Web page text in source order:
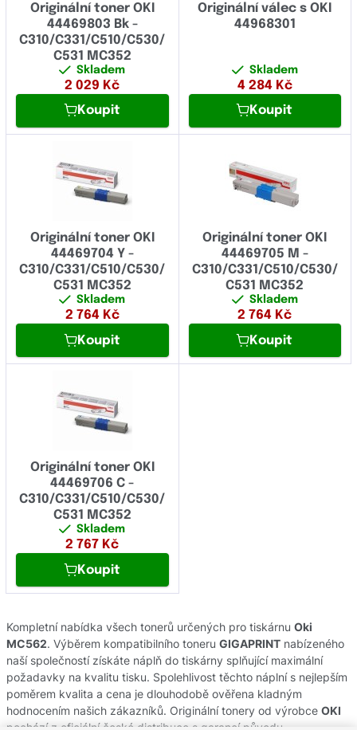
Originální toner OKI
44469803 Bk -
C310/C331/C510/C530/
C531 MC352
Skladem
2 029 Kč
Koupit
Originální válec s OKI
44968301
Skladem
4 284 Kč
Koupit
Originální toner OKI
44469704 Y -
C310/C331/C510/C530/
C531 MC352
Skladem
2 764 Kč
Koupit
Originální toner OKI
44469705 M -
C310/C331/C510/C530/
C531 MC352
Skladem
2 764 Kč
Koupit
Originální toner OKI
44469706 C -
C310/C331/C510/C530/
C531 MC352
Skladem
2 767 Kč
Koupit
Kompletní nabídka všech tonerů určených pro tiskárnu Oki
MC562. Výběrem kompatibilního toneru GIGAPRINT nabízeného
naší společností získáte náplň do tiskárny splňující maximální
požadavky na kvalitu tisku. Spolehlivost těchto náplní s nejlepším
poměrem kvalita a cena je dlouhodobě ověřena kladným
hodnocením našich zákazníků. Originální tonery od výrobce OKI